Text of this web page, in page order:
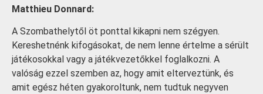
Matthieu Donnard:
A Szombathelytől öt ponttal kikapni nem szégyen.
Kereshetnénk kifogásokat, de nem lenne értelme a sérült
játékosokkal vagy a játékvezetőkkel foglalkozni. A
valóság ezzel szemben az, hogy amit elterveztünk, és
amit egész héten gyakoroltunk, nem tudtuk negyven